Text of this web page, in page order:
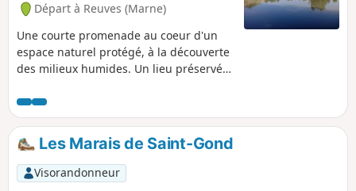
Départ à Reuves (Marne)
Une courte promenade au coeur d'un
espace naturel protégé, à la découverte
des milieux humides. Un lieu préservé,
printemps ou en été.
Les Marais de Saint-Gond
Visorandonneur